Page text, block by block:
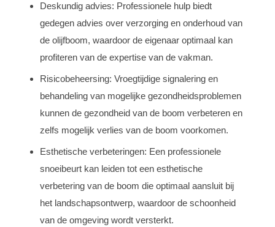
Deskundig advies: Professionele hulp biedt
gedegen advies over verzorging en onderhoud van
de olijfboom, waardoor de eigenaar optimaal kan
profiteren van de expertise van de vakman.
Risicobeheersing: Vroegtijdige signalering en
behandeling van mogelijke gezondheidsproblemen
kunnen de gezondheid van de boom verbeteren en
zelfs mogelijk verlies van de boom voorkomen.
Esthetische verbeteringen: Een professionele
snoeibeurt kan leiden tot een esthetische
verbetering van de boom die optimaal aansluit bij
het landschapsontwerp, waardoor de schoonheid
van de omgeving wordt versterkt.